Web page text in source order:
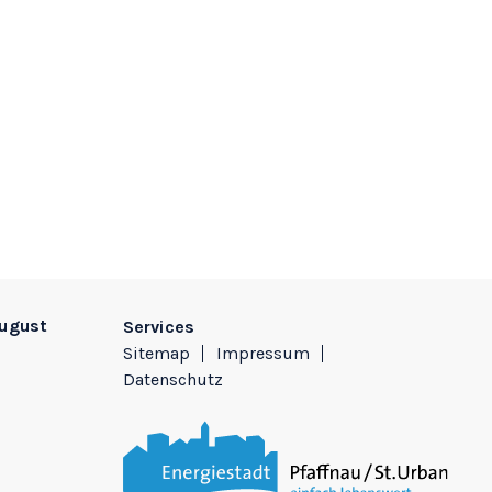
Services
Sitemap
Impressum
Datenschutz